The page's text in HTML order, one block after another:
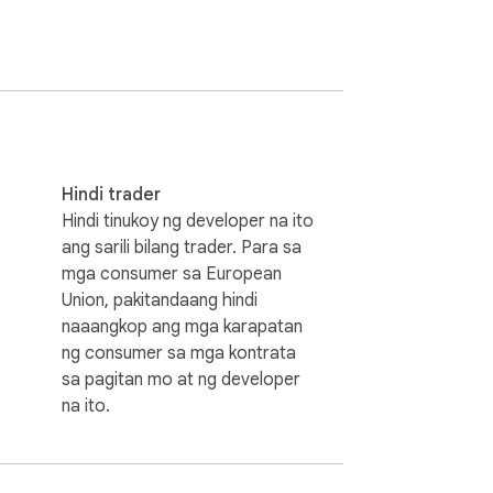
importer
Importer
Hindi trader
Hindi tinukoy ng developer na ito
ang sarili bilang trader. Para sa
mga consumer sa European
Union, pakitandaang hindi
naaangkop ang mga karapatan
ng consumer sa mga kontrata
sa pagitan mo at ng developer
na ito.